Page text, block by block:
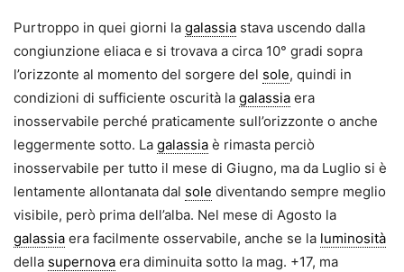
Purtroppo in quei giorni la galassia stava uscendo dalla
congiunzione eliaca e si trovava a circa 10° gradi sopra
l’orizzonte al momento del sorgere del sole, quindi in
condizioni di sufficiente oscurità la galassia era
inosservabile perché praticamente sull’orizzonte o anche
leggermente sotto. La galassia è rimasta perciò
inosservabile per tutto il mese di Giugno, ma da Luglio si è
lentamente allontanata dal sole diventando sempre meglio
visibile, però prima dell’alba. Nel mese di Agosto la
galassia era facilmente osservabile, anche se la luminosità
della supernova era diminuita sotto la mag. +17, ma